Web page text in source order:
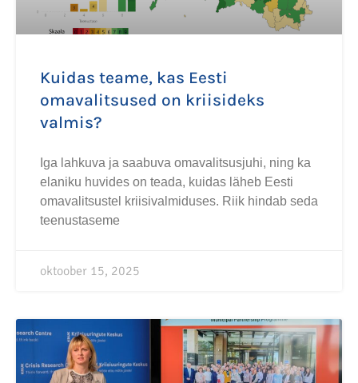
Kuidas teame, kas Eesti
omavalitsused on kriisideks
valmis?
Iga lahkuva ja saabuva omavalitsusjuhi, ning ka
elaniku huvides on teada, kuidas läheb Eesti
omavalitsustel kriisivalmiduses. Riik hindab seda
teenustaseme
oktoober 15, 2025